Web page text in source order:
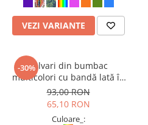
Pălării
Bijuterii
Eșarfe
PRODUSE DE RELAXARE
Produse pentru Baie
Lumânări Parfumate
Bijuterii Energetice
VEZI VARIANTE
-30%Șalvari din bumbac
multicolori cu bandă lată în
talie - Multicolor (produse
unicat - diferă nuanțele și
ordinea culorilor)
93,00 RON
65,10 RON
Culoare_: